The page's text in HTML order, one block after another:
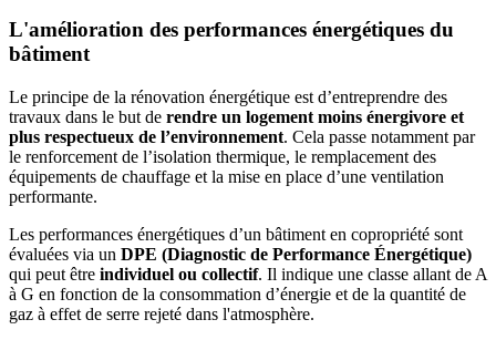
L'amélioration des performances énergétiques du
bâtiment
Le principe de la rénovation énergétique est d’entreprendre des
travaux dans le but de rendre un logement moins énergivore et
plus respectueux de l’environnement. Cela passe notamment par
le renforcement de l’isolation thermique, le remplacement des
équipements de chauffage et la mise en place d’une ventilation
performante.
Les performances énergétiques d’un bâtiment en copropriété sont
évaluées via un DPE (Diagnostic de Performance Énergétique)
qui peut être individuel ou collectif. Il indique une classe allant de A
à G en fonction de la consommation d’énergie et de la quantité de
gaz à effet de serre rejeté dans l'atmosphère.